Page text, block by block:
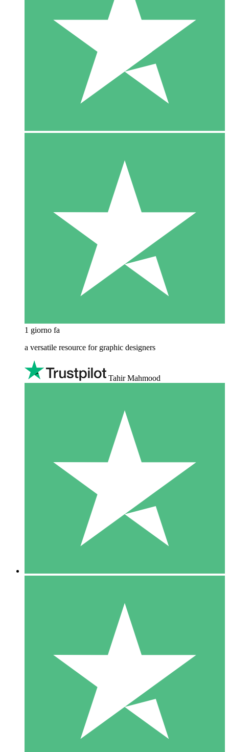
1 giorno fa
a versatile resource for graphic designers
Tahir Mahmood